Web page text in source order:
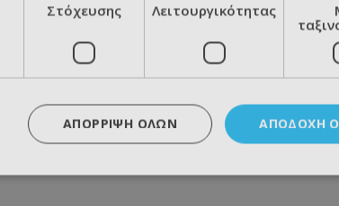
Στόχευσης Λειτουργικότητας
ΑΠΟΔΟΧΉ
ΑΠΌΡΡΙΨΗ ΌΛΩΝ